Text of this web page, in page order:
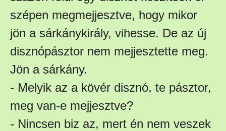
szépen megmejjesztve, hogy mikor
jön a sárkánykirály, vihesse. De az új
disznópásztor nem mejjesztette meg.
Jön a sárkány.
- Melyik az a kövér disznó, te pásztor,
meg van-e mejjesztve?
- Nincsen biz az, mert én nem veszek